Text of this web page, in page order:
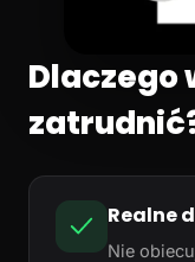
Dlaczego
Realne
Nie